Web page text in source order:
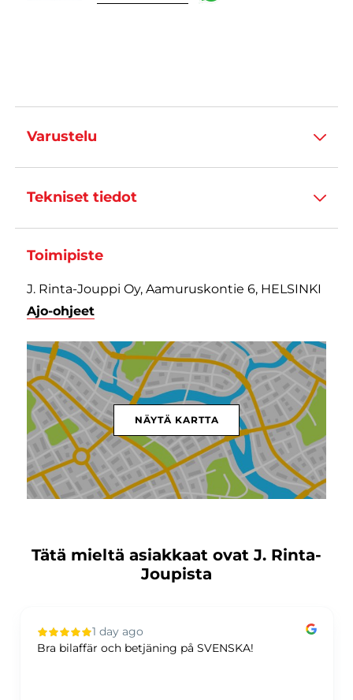
Varustelu
Tekniset tiedot
Toimipiste
J. Rinta-Jouppi Oy, Aamuruskontie 6, HELSINKI
Ajo-ohjeet
NÄYTÄ KARTTA
Tätä mieltä asiakkaat ovat J. Rinta-
Joupista
1 day ago
Bra bilaffär och betjäning på SVENSKA!